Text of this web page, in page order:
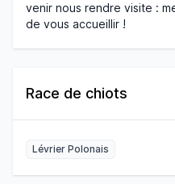
venir nous rendre visite :
de vous accueillir !
Race de chiots
Lévrier Polonais